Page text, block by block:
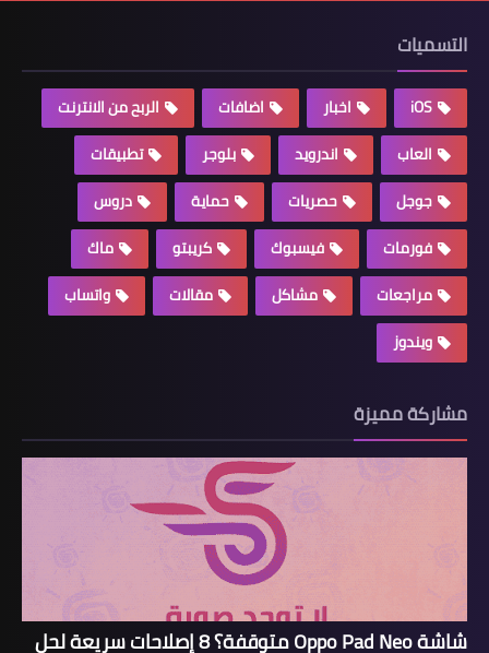
التسميات
iOS اخبار اضافات
الربح من الانترنت
العاب
اندرويد بلوجر
تطبيقات
جوجل
حصريات حماية
دروس
فورمات
فيسبوك كريبتو
ماك
مراجعات
مشاكل مقالات
واتساب
ويندوز
مشاركة مميزة
شاشة Oppo Pad Neo متوقفة؟ 8 إصلاحات سريعة لحل